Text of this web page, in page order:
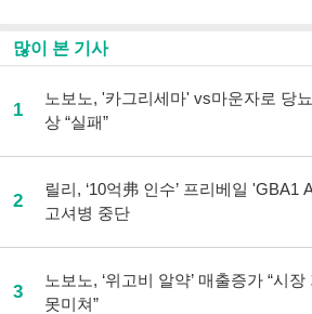
많이 본 기사
1
노보노, '카그리세마' vs마운자로 당
상 “실패”
2
릴리, ‘10억弗 인수’ 프리베일 'GBA1
고셔병 중단
3
노보노, ‘위고비 알약’ 매출증가 “시장
못미쳐”